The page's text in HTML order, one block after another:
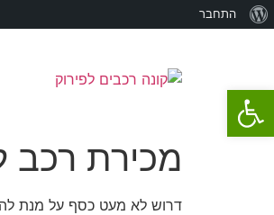
התחבר
מכירת רכב
דרוש לא מעט כסף על מנת
פתח סרגל נגישות